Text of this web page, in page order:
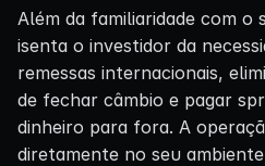
Além da familiaridade com o
isenta o investidor da
remessas internacionais,
de fechar câmbio e pagar
dinheiro para fora. A
diretamente no seu